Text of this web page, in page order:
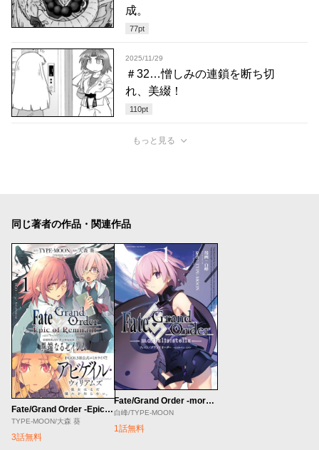
成。
77pt
2025/11/29
＃32…憎しみの連鎖を断ち切
れ、美綴！
110pt
もっと見る
同じ著者の作品・関連作品
Fate/Grand Order -Epic of Remnant- 亜種特異点IV 禁忌降臨庭園 セイレム 異端なるセイレム
TYPE-MOON/大森 葵
3話無料
Fate/Grand Order -mortalis:stella-
白峰/TYPE-MOON
1話無料